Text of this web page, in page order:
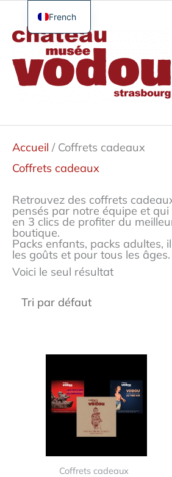
Aller
contenu
Accueil / Coffrets cadeaux
Coffrets cadeaux
Retrouvez des coffrets
pensés par notre équipe et
en 3 clics de profiter du
boutique.
Packs enfants, packs adultes,
les goûts et pour tous les âges.
Voici le seul résultat
Coffrets cadeaux
French
English
German
Spanish